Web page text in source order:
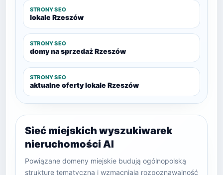
STRONY SEO
lokale Rzeszów
STRONY SEO
domy na sprzedaż Rzeszów
STRONY SEO
aktualne oferty lokale Rzeszów
Sieć miejskich wyszukiwarek
nieruchomości AI
Powiązane domeny miejskie budują ogólnopolską
strukturę tematyczną i wzmacniają rozpoznawalność